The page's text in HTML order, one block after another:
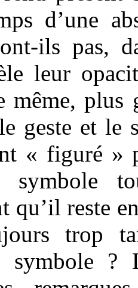
d’une
ils pas,
leur
plus
geste et le
« figuré »
qu’il reste
trop
symbole ?